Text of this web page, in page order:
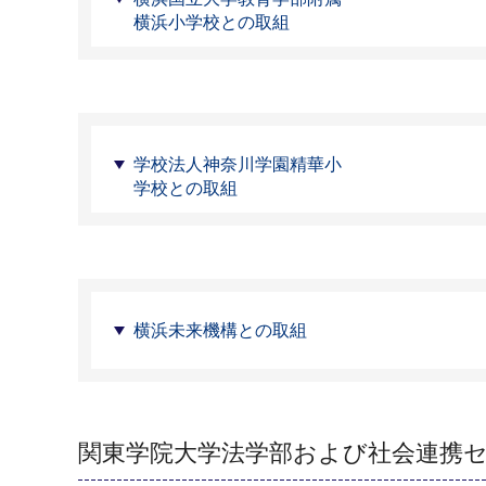
横浜小学校との取組
学校法人神奈川学園精華小
学校との取組
横浜未来機構との取組
関東学院大学法学部および社会連携